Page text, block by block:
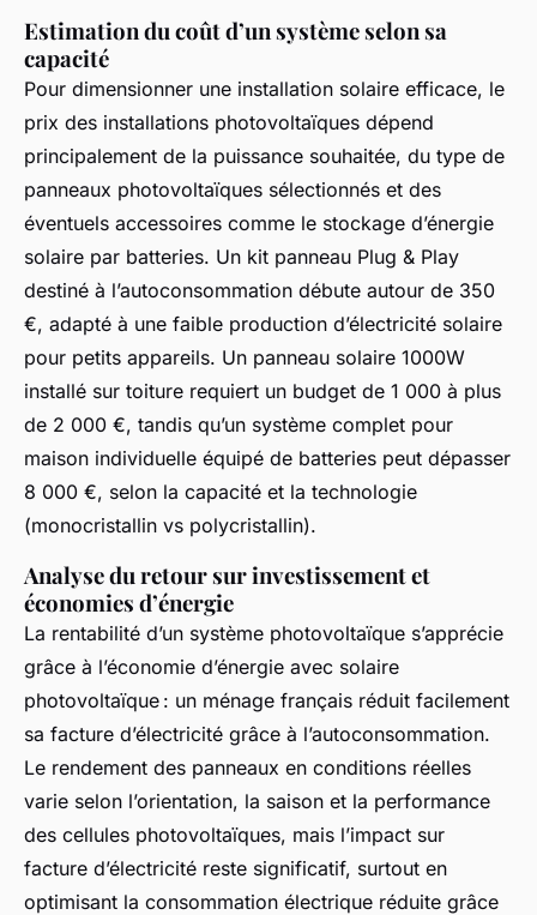
Estimation du coût d’un système selon sa
capacité
Pour dimensionner une installation solaire efficace, le
prix des installations photovoltaïques dépend
principalement de la puissance souhaitée, du type de
panneaux photovoltaïques sélectionnés et des
éventuels accessoires comme le stockage d’énergie
solaire par batteries. Un kit panneau Plug & Play
destiné à l’autoconsommation débute autour de 350
€, adapté à une faible production d’électricité solaire
pour petits appareils. Un panneau solaire 1000W
installé sur toiture requiert un budget de 1 000 à plus
de 2 000 €, tandis qu’un système complet pour
maison individuelle équipé de batteries peut dépasser
8 000 €, selon la capacité et la technologie
(monocristallin vs polycristallin).
Analyse du retour sur investissement et
économies d’énergie
La rentabilité d’un système photovoltaïque s’apprécie
grâce à l’économie d’énergie avec solaire
photovoltaïque : un ménage français réduit facilement
sa facture d’électricité grâce à l’autoconsommation.
Le rendement des panneaux en conditions réelles
varie selon l’orientation, la saison et la performance
des cellules photovoltaïques, mais l’impact sur
facture d’électricité reste significatif, surtout en
optimisant la consommation électrique réduite grâce